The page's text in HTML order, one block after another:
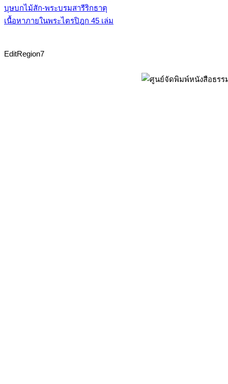
บุษบกไม้สัก-พระบรมสารีริกธาตุ
เนื้อหาภายในพระไตรปิฎก 45 เล่ม
EditRegion7